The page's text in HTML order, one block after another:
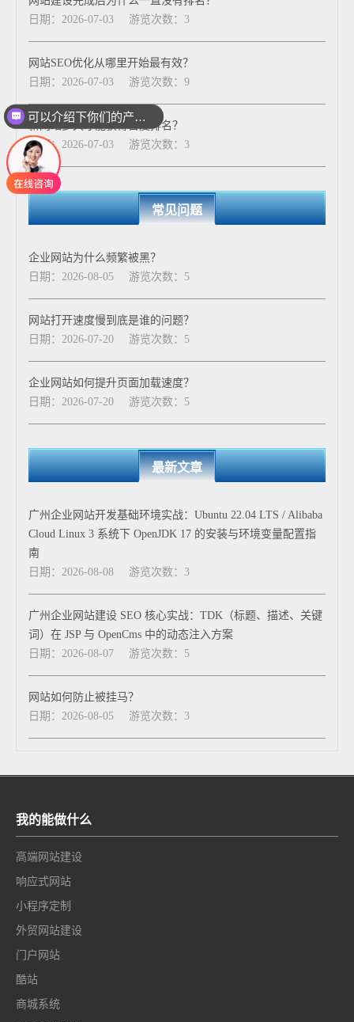
日期：2026-07-03
游览次数：3
网站SEO优化从哪里开始最有效？
日期：2026-07-03
游览次数：9
新网站多久才能获得百度排名？
日期：2026-07-03
游览次数：3
常见问题
企业网站为什么频繁被黑？
日期：2026-08-05
游览次数：5
网站打开速度慢到底是谁的问题？
日期：2026-07-20
游览次数：5
企业网站如何提升页面加载速度？
日期：2026-07-20
游览次数：5
最新文章
广州企业网站开发基础环境实战：Ubuntu 22.04 LTS / Alibaba
Cloud Linux 3 系统下 OpenJDK 17 的安装与环境变量配置指
南
日期：2026-08-08
游览次数：3
广州企业网站建设 SEO 核心实战：TDK（标题、描述、关键
词）在 JSP 与 OpenCms 中的动态注入方案
日期：2026-08-07
游览次数：5
网站如何防止被挂马？
日期：2026-08-05
游览次数：3
我的能做什么
高端网站建设
响应式网站
小程序定制
外贸网站建设
门户网站
酷站
商城系统
你们是怎么收费的呢